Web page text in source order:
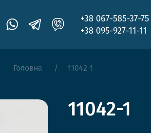
+38 067-585-37-75
+38 095-927-11-11
Головна 11042-1
11042-1